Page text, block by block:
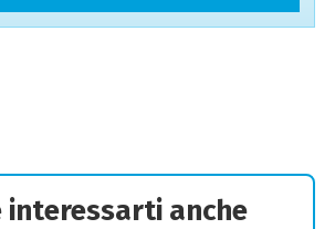
interessarti anche